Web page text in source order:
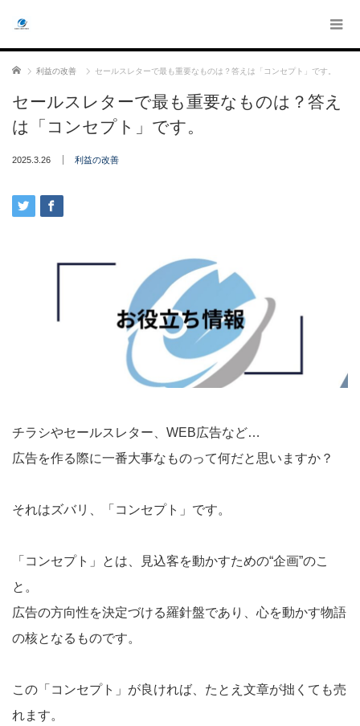
ホーム 利益の改善 セールスレターで最も重要なものは？答えは「コンセプト」です。
セールスレターで最も重要なものは？答え
は「コンセプト」です。
2025.3.26 利益の改善
チラシやセールスレター、WEB広告など…
広告を作る際に一番大事なものって何だと思いますか？
それはズバリ、「コンセプト」です。
「コンセプト」とは、見込客を動かすための“企画”のこ
と。
広告の方向性を決定づける羅針盤であり、心を動かす物語
の核となるものです。
この「コンセプト」が良ければ、たとえ文章が拙くても売
れます。